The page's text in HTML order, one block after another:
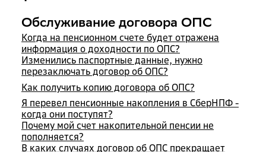
Обслуживание договора ОПС
Когда на пенсионном счете будет отражена
информация о доходности по ОПС?
Изменились паспортные данные, нужно
перезаключать договор об ОПС?
Как получить копию договора об ОПС?
Я перевел пенсионные накопления в СберНПФ -
когда они поступят?
Почему мой счет накопительной пенсии не
пополняется?
В каких случаях договор об ОПС прекращает